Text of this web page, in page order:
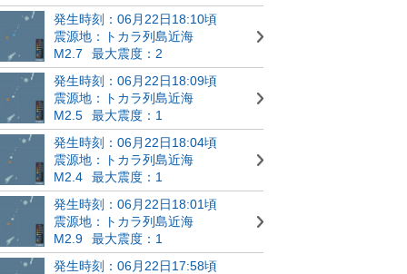
発生時刻：06月22日18:10頃
震源地：トカラ列島近海
M2.7
最大震度：2
発生時刻：06月22日18:09頃
震源地：トカラ列島近海
M2.5
最大震度：1
発生時刻：06月22日18:04頃
震源地：トカラ列島近海
M2.4
最大震度：1
発生時刻：06月22日18:01頃
震源地：トカラ列島近海
M2.9
最大震度：1
発生時刻：06月22日17:58頃